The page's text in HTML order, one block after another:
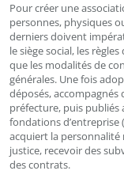
Pour créer une
personnes, physiques
derniers doivent
le siège social, les
que les modalités de
générales. Une fois
déposés, accompagnés
préfecture, puis publiés
fondations d’entreprise
acquiert la personnalité
justice, recevoir des
des contrats.